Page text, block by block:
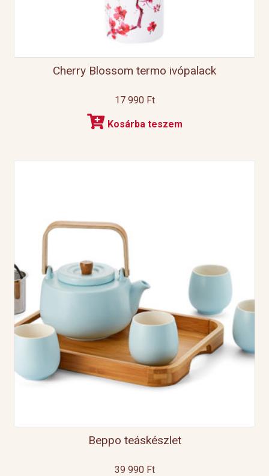
Cherry Blossom termo ivópalack
17 990 Ft
Kosárba teszem
Beppo teáskészlet
39 990 Ft